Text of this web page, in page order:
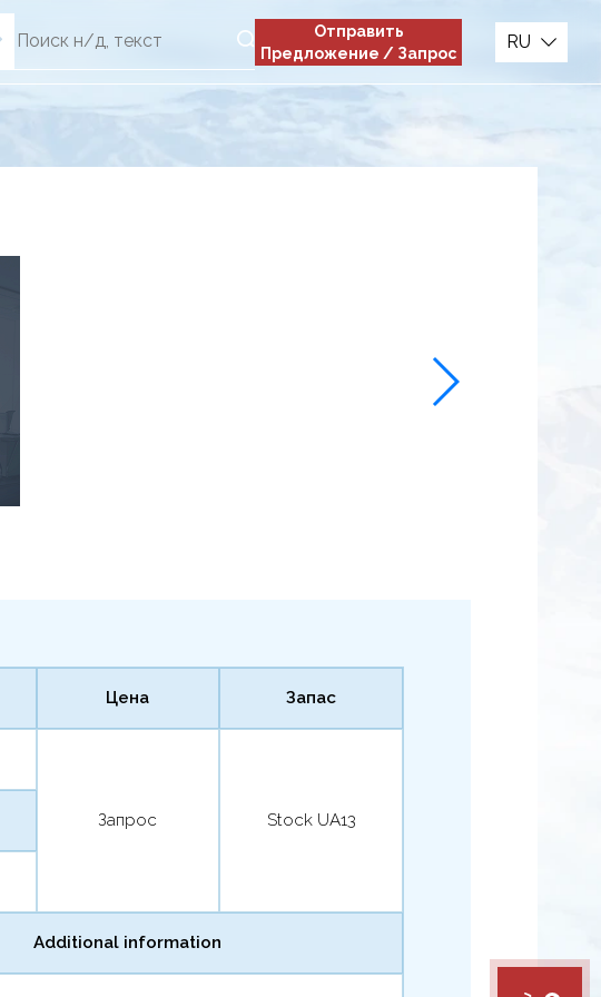
Отправить
Предложение / Запрос
RU
Цена
Запрос
Запас
Stock UA13
Additional information